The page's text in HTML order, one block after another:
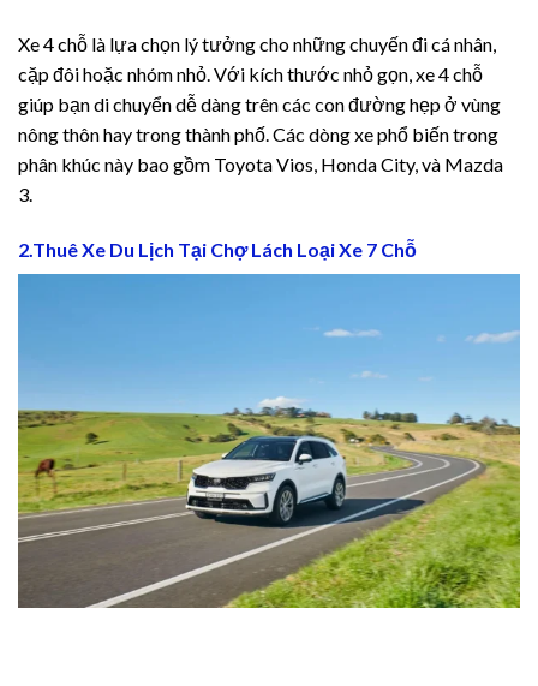
giriş
Xe 4 chỗ là lựa chọn lý tưởng cho những chuyến đi cá nhân,
cặp đôi hoặc nhóm nhỏ. Với kích thước nhỏ gọn, xe 4 chỗ
giúp bạn di chuyển dễ dàng trên các con đường hẹp ở vùng
nông thôn hay trong thành phố. Các dòng xe phổ biến trong
phân khúc này bao gồm Toyota Vios, Honda City, và Mazda
3.
2.Thuê Xe Du Lịch Tại Chợ Lách Loại Xe 7 Chỗ